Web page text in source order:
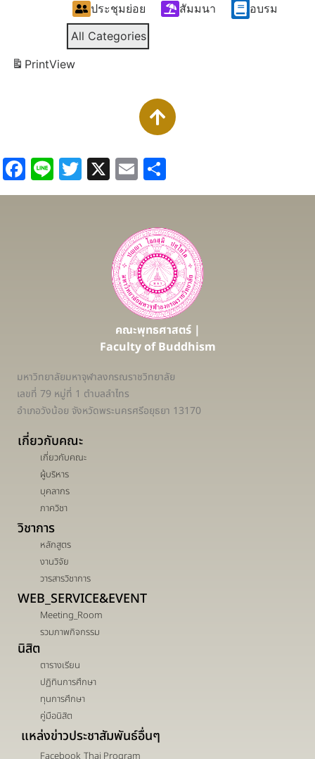
ประชุมย่อย
สัมมนา
อบรม
All Categories
PrintView
Facebook
LineTwitter
X Email
คณะพุทธศาสตร์ |
Faculty of Buddhism
มหาวิทยาลัยมหาจุฬาลงกรณราชวิทยาลัย
เลขที่ 79 หมู่ที่ 1 ตำบลลำไทร
อำเภอวังน้อย จังหวัดพระนครศรีอยุธยา 13170
เกี่ยวกับคณะ
เกี่ยวกับคณะ
ผู้บริหาร
บุคลากร
ภาควิชา
วิชาการ
หลักสูตร
งานวิจัย
วารสารวิชาการ
WEB_SERVICE&EVENT
Meeting_Room
รวมภาพกิจกรรม
นิสิต
ตารางเรียน
ปฏิทินการศึกษา
ทุนการศึกษา
คู่มือนิสิต
แหล่งข่าวประชาสัมพันธ์อื่นๆ